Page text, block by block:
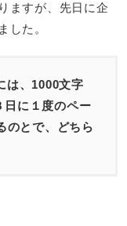
ますが、先日に企
した。
は、1000文字
日に１度のペー
のとで、どちら